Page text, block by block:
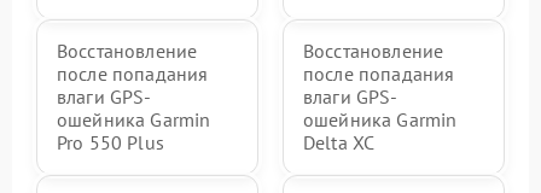
Восстановление
после попадания
влаги GPS-
ошейника Garmin
Pro 550 Plus
Восстановление
после попадания
влаги GPS-
ошейника Garmin
Delta XC